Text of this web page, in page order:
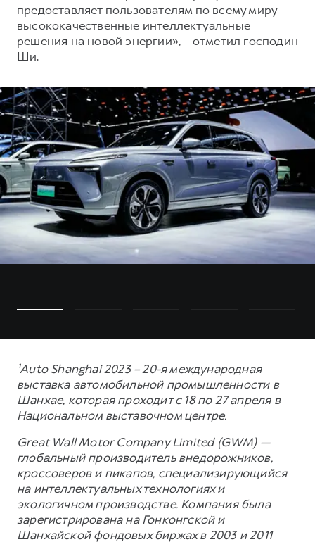
предоставляет пользователям по всему миру
высококачественные интеллектуальные
решения на новой энергии», – отметил господин
Ши.
¹Auto Shanghai 2023 – 20-я международная
выставка автомобильной промышленности в
Шанхае, которая проходит с 18 по 27 апреля в
Национальном выставочном центре.
Great Wall Motor Company Limited (GWM) —
глобальный производитель внедорожников,
кроссоверов и пикапов, специализирующийся
на интеллектуальных технологиях и
экологичном производстве. Компания была
зарегистрирована на Гонконгской и
Шанхайской фондовых биржах в 2003 и 2011